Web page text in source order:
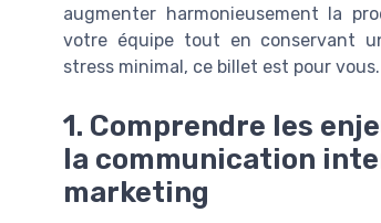
augmenter harmonieusement la
votre équipe tout en conservant
stress minimal, ce billet est pour vous.
1. Comprendre les
la communication
marketing